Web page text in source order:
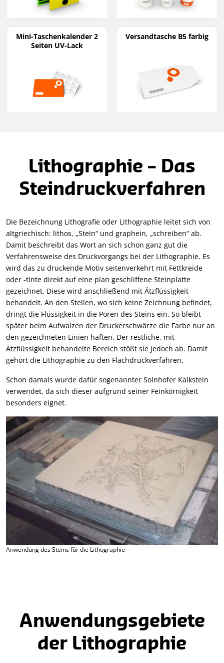
Mini-Taschenkalender 2
Seiten UV-Lack
Versandtasche B5 farbig
Lithographie – Das
Steindruckverfahren
Die Bezeichnung Lithografie oder Lithographie leitet sich von
altgriechisch: lithos, „Stein“ und graphein, „schreiben“ ab.
Damit beschreibt das Wort an sich schon ganz gut die
Verfahrensweise des Druckvorgangs bei der Lithographie. Es
wird das zu druckende Motiv seitenverkehrt mit Fettkreide
oder -tinte direkt auf eine plan geschliffene Steinplatte
gezeichnet. Diese wird anschließend mit Ätzflüssigkeit
behandelt. An den Stellen, wo sich keine Zeichnung befindet,
dringt die Flüssigkeit in die Poren des Steins ein. So bleibt
später beim Aufwalzen der Druckerschwärze die Farbe nur an
den gezeichneten Linien haften. Der restliche, mit
Ätzflüssigkeit behandelte Bereich stößt sie jedoch ab. Damit
gehört die Lithographie zu den Flachdruckverfahren.
Schon damals wurde dafür sogenannter Solnhofer Kalkstein
verwendet, da sich dieser aufgrund seiner Feinkörnigkeit
besonders eignet.
Anwendung des Steins für die Lithographie
Anwendungsgebiete
der Lithographie